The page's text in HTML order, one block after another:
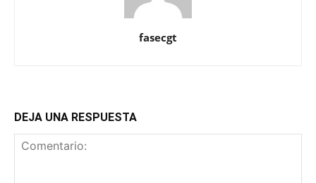
fasecgt
DEJA UNA RESPUESTA